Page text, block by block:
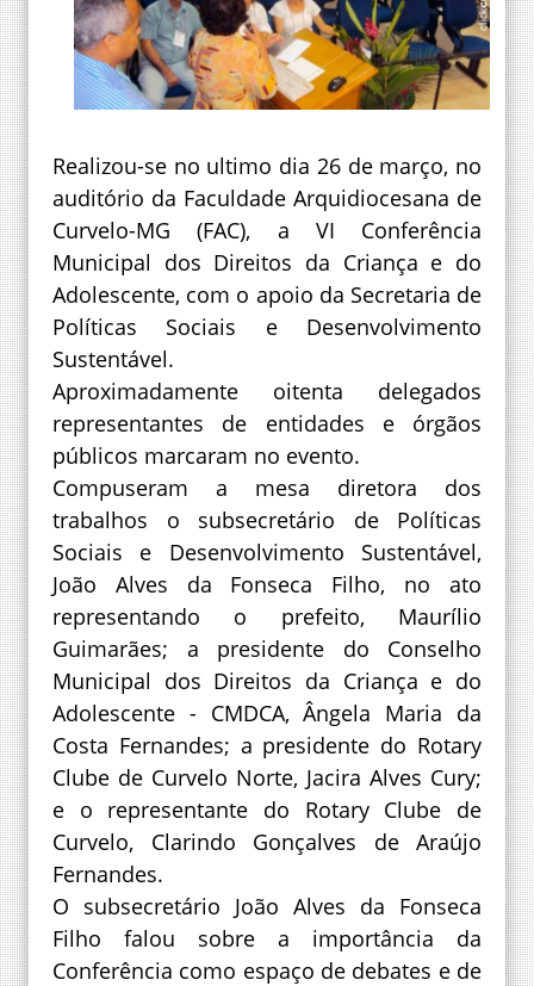
Realizou-se no ultimo dia 26 de março, no
auditório da Faculdade Arquidiocesana de
Curvelo-MG (FAC), a VI Conferência
Municipal dos Direitos da Criança e do
Adolescente, com o apoio da Secretaria de
Políticas Sociais e Desenvolvimento
Sustentável.
Aproximadamente oitenta delegados
representantes de entidades e órgãos
públicos marcaram no evento.
Compuseram a mesa diretora dos
trabalhos o subsecretário de Políticas
Sociais e Desenvolvimento Sustentável,
João Alves da Fonseca Filho, no ato
representando o prefeito, Maurílio
Guimarães; a presidente do Conselho
Municipal dos Direitos da Criança e do
Adolescente - CMDCA, Ângela Maria da
Costa Fernandes; a presidente do Rotary
Clube de Curvelo Norte, Jacira Alves Cury;
e o representante do Rotary Clube de
Curvelo, Clarindo Gonçalves de Araújo
Fernandes.
O subsecretário João Alves da Fonseca
Filho falou sobre a importância da
Conferência como espaço de debates e de